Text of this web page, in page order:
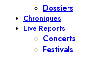
Dossiers
Chroniques
Live Reports
Concerts
Festivals